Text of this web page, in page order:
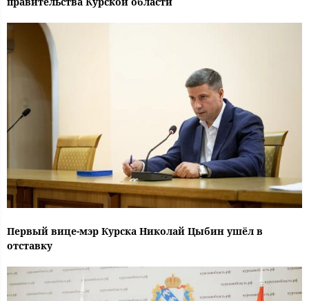
Первый вице-мэр Курска Николай Цыбин ушёл в
отставку